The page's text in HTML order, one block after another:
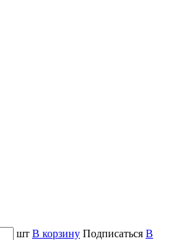
шт В корзину Подписаться В